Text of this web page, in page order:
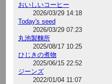
おいしいコーヒー
2026/03/29 14:18
Today's seed
2026/03/29 07:23
丸池製麵所
2025/08/17 10:25
ひじきの煮物
2025/06/15 22:52
ジーンズ
2022/01/04 11:07